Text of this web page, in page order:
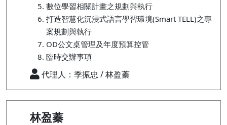
數位學習相關計畫之規劃與執行
打造智慧化沉浸式語言學習環境(Smart TELL)之專
案規劃與執行
OD公文桌管理及年度預算控管
臨時交辦事項
代理人：季振忠 / 林盈蓁
林盈蓁